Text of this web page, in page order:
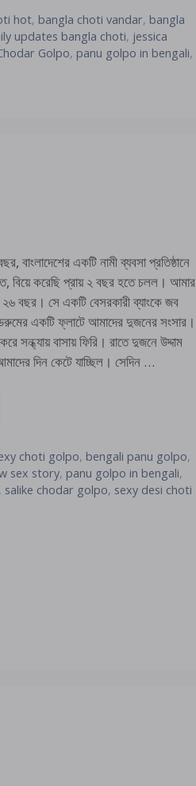
hot, bangla choti vandar, bangla
updates bangla choti, jessica
Golpo, panu golpo in bengali,
বাংলাদেশের একটি নামী ব্যবসা প্রতিষ্ঠানে
বিয়ে করেছি প্রায় ২ বছর হতে চলল। আমার
বছর। সে একটি বেসরকারী ব্যাংকে জব
একটি ফ্লাটে আমাদের দুজনের সংসার।
সন্ধ্যায় বাসায় ফিরি। রাতে দুজনে উদ্দাম
দিন কেটে যাচ্ছিল। সেদিন …
choti golpo, bengali panu golpo,
sex story, panu golpo in bengali,
, salike chodar golpo, sexy desi choti